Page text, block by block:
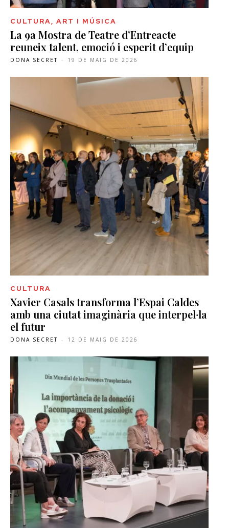
CULTURA, ART I MÚSICA
La 9a Mostra de Teatre d’Entreacte
reuneix talent, emoció i esperit d’equip
DONA SECRET - 19 DE MAIG DE 2026
CULTURA
Xavier Casals transforma l’Espai Caldes
amb una ciutat imaginària que interpel·la
el futur
DONA SECRET - 12 DE MAIG DE 2026